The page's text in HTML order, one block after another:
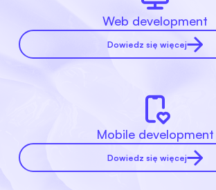
Web development
Dowiedz się więcej
Mobile development
Dowiedz się więcej